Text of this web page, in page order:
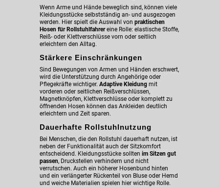
Wenn Arme und Hände beweglich sind, können viele
Kleidungsstücke selbstständig an- und ausgezogen
werden. Hier spielt die Auswahl von praktischen
Hosen für Rollstuhlfahrereine Rolle: elastische Stoffe,
Reiß- oder Klettverschlüsse vorn oder seitlich
erleichtern den Alltag.
Stärkere Einschränkungen
Sind Bewegungen von Armen und Händen erschwert,
wird die Unterstützung durch Angehörige oder
Pflegekräfte wichtiger. Adaptive Kleidungmit
vorderen oder seitlichen Reißverschlüssen,
Magnetknöpfen, Klettverschlüsse oder komplett zu
öffnenden Hosen können das Ankleiden deutlich
erleichtern und Zeit sparen.
Dauerhafte Rollstuhlnutzung
Bei Menschen, die den Rollstuhl dauerhaft nutzen, ist
neben der Funktionalität auch der Sitzkomfort
entscheidend. Kleidungsstücke sollten im Sitzen gut
passen, Druckstellen verhindern und nicht
verrutschen. Auch ein höherer Hosenbund hinten
und ein verlängerter Rückenteil von Bluse oder Hemd
und weiche Materialien spielen hier wichtige Rolle.